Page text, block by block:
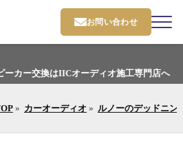
お問い合わせ
ーカー交換はIICオーディオ施工専門店へ
» カーオーディオ » ルノーのデッドニン